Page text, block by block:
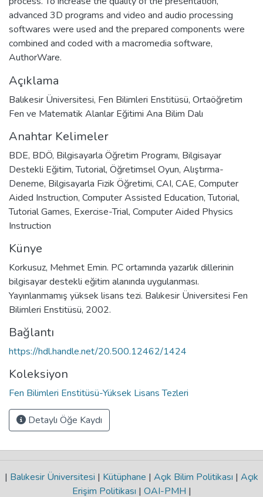
advanced 3D programs and video and audio processing
softwares were used and the prepared components were
combined and coded with a macromedia software,
AuthorWare.
Açıklama
Balıkesir Üniversitesi, Fen Bilimleri Enstitüsü, Ortaöğretim
Fen ve Matematik Alanlar Eğitimi Ana Bilim Dalı
Anahtar Kelimeler
BDE, BDÖ, Bilgisayarla Öğretim Programı, Bilgisayar
Destekli Eğitim,Tutorial, Öğretimsel Oyun, Alıştırma-
Deneme, Bilgisayarla Fizik Öğretimi, CAI, CAE, Computer
Aided Instruction, Computer Assisted Education,Tutorial,
Tutorial Games, Exercise-Trial, Computer Aided Physics
Instruction
Künye
Korkusuz, Mehmet Emin. PC ortamında yazarlık dillerinin
bilgisayar destekli eğitim alanında uygulanması.
Yayınlanmamış yüksek lisans tezi. Balıkesir Üniversitesi Fen
Bilimleri Enstitüsü, 2002.
Bağlantı
https://hdl.handle.net/20.500.12462/1424
Koleksiyon
Fen Bilimleri Enstitüsü-Yüksek Lisans Tezleri
Detaylı Öğe Kaydı
| Balıkesir Üniversitesi | Kütüphane | Açık Bilim Politikası | Açık
Erişim Politikası | OAI-PMH |